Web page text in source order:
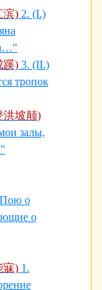
滨) 2. (I.)
蹊) 3. (II.)
тропок
洪坡颠)
залы,
о
о
寐) 1.